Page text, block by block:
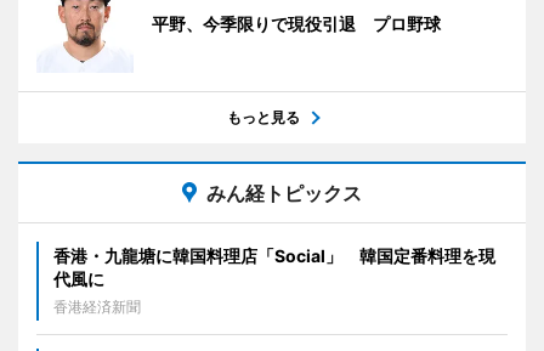
平野、今季限りで現役引退 プロ野球
もっと見る
みん経トピックス
香港・九龍塘に韓国料理店「Social」 韓国定番料理を現
代風に
香港経済新聞